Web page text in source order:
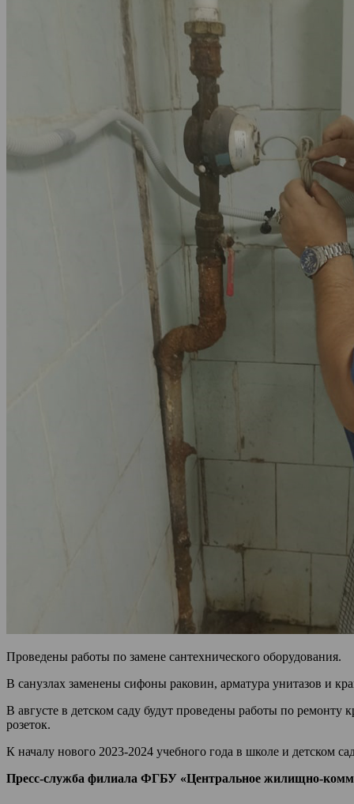
Проведены работы по замене сантехнического оборудования.
В санузлах заменены сифоны раковин, арматура унитазов и
В августе в детском саду будут проведены работы по ремонту
розеток.
К началу нового 2023-2024 учебного года в школе и детском
Пресс-служба филиала ФГБУ «Центральное жилищно-